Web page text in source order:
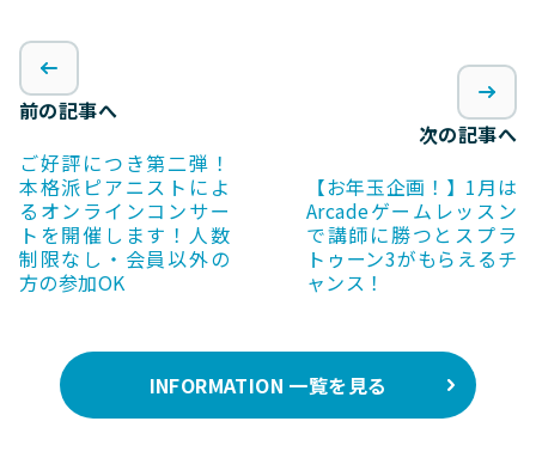
前の記事へ
ご好評につき第二弾！
本格派ピアニストによ
るオンラインコンサー
トを開催します！人数
制限なし・会員以外の
方の参加OK
次の記事へ
【お年玉企画！】1月は
Arcadeゲームレッスン
で講師に勝つとスプラ
トゥーン3がもらえるチ
ャンス！
INFORMATION 一覧を見る